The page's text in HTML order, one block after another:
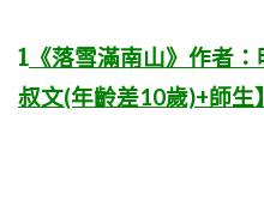
1 《落雪滿南山》作者
叔文(年齡差10歲)+師生】